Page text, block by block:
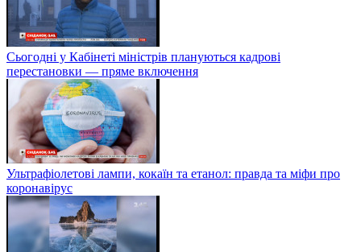
Сьогодні у Кабінеті міністрів плануються кадрові
перестановки — пряме включення
Ультрафіолетові лампи, кокаїн та етанол: правда та міфи про
коронавірус